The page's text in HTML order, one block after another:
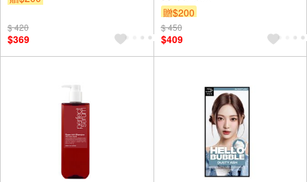
$ 420
$369
贈$200
$ 450
$409